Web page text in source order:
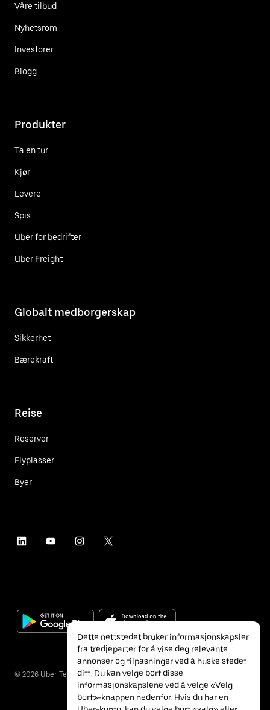
Våre tilbud
Nyhetsrom
Investorer
Blogg
Produkter
Ta en tur
Kjør
Levere
Spis
Uber for bedrifter
Uber Freight
Globalt medborgerskap
Sikkerhet
Bærekraft
Reise
Reserver
Flyplasser
Byer
© 2026 Uber Technologies Inc.
Dette nettstedet bruker informasjonskapsler
fra tredjeparter for å vise deg relevante
annonser og tilpasninger ved å huske stedet
ditt. Du kan velge bort disse
informasjonskapslene ved å velge «Velg
bort»-knappen nedenfor. Hvis du har en